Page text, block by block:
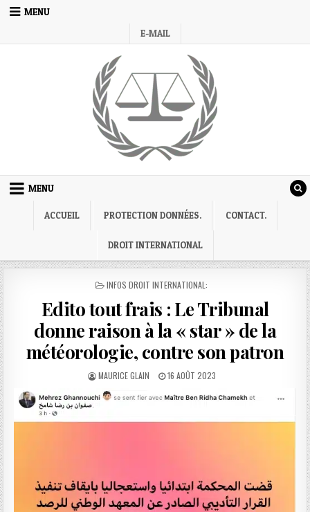
Skip
MENU
E-MAIL
MENU
ACCUEIL PROTECTION DONNÉES. CONTACT.
DROIT INTERNATIONAL
POSTED
INFOS DROIT INTERNATIONAL:
Edito tout frais : Le Tribunal
donne raison à la « star » de la
météorologie, contre son patron
AUTHOR:
MAURICE GLAIN
PUBLISHED
16 AOÛT 2023